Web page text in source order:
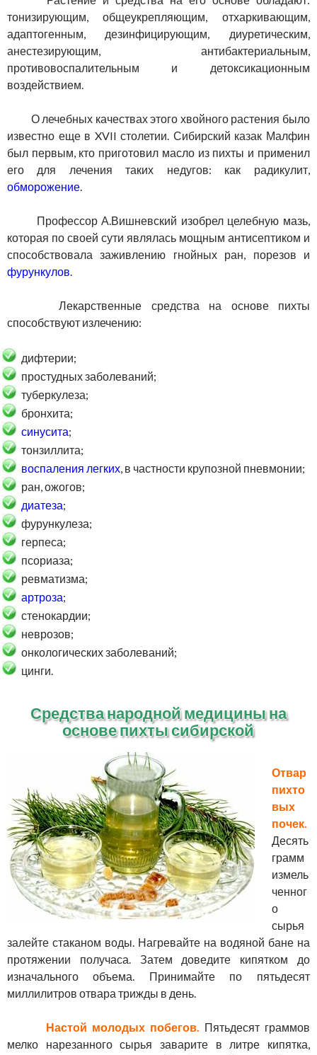
тонизирующим, общеукрепляющим, отхаркивающим,
адаптогенным, дезинфицирующим, диуретическим,
анестезирующим, антибактериальным,
противовоспалительным и детоксикационным
воздействием.
О лечебных качествах этого хвойного растения было
известно еще в XVII столетии. Сибирский казак Малфин
был первым, кто приготовил масло из пихты и применил
его для лечения таких недугов: как радикулит,
обморожение.
Профессор А.Вишневский изобрел целебную мазь,
которая по своей сути являлась мощным антисептиком и
способствовала заживлению гнойных ран, порезов и
фурункулов.
Лекарственные средства на основе пихты
способствуют излечению:
дифтерии;
простудных заболеваний;
туберкулеза;
бронхита;
синусита;
тонзиллита;
воспаления легких, в частности крупозной пневмонии;
ран, ожогов;
диатеза;
фурункулеза;
герпеса;
псориаза;
ревматизма;
артроза;
стенокардии;
неврозов;
онкологических заболеваний;
цинги.
Средства народной медицины на
основе пихты сибирской
Отвар
пихто
вых
почек.
Десять
грамм
измель
ченног
о
сырья
залейте стаканом воды. Нагревайте на водяной бане на
протяжении получаса. Затем доведите кипятком до
изначального объема. Принимайте по пятьдесят
миллилитров отвара трижды в день.
Настой молодых побегов. Пятьдесят граммов
мелко нарезанного сырья заварите в литре кипятка,